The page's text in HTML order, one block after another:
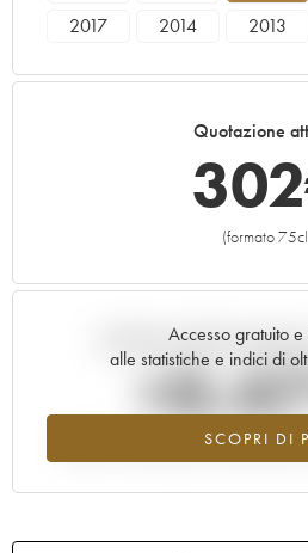
2017
2014 2013
Quotazione
302
(formato
Accesso gratuito e
alle statistiche e indici di
SCOPRI DI
Andamento della
Valore in aumento per l'annata